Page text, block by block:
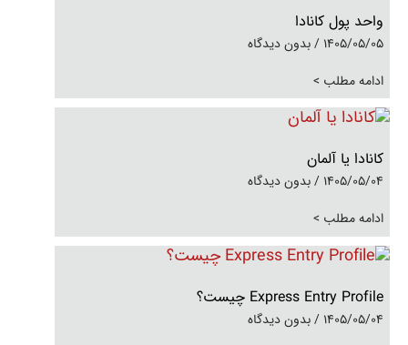
واحد پول کانادا
1405/05/05
بدون دیدگاه
ادامه مطلب >
کانادا یا آلمان
1405/05/04
بدون دیدگاه
ادامه مطلب >
Express Entry Profile چیست؟
1405/05/04
بدون دیدگاه